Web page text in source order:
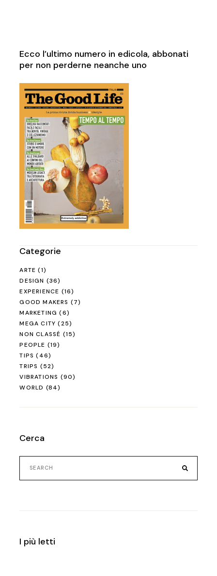
Ecco l’ultimo numero in edicola, abbonati
per non perderne neanche uno
Categorie
ARTE (1)
DESIGN (36)
EXPERIENCE (16)
GOOD MAKERS (7)
MARKETING (6)
MEGA CITY (25)
NON CLASSÉ (15)
PEOPLE (19)
TIPS (46)
TRIPS (52)
VIBRATIONS (90)
WORLD (84)
Cerca
Search
for:
I più letti